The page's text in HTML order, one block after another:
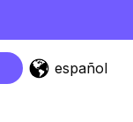
español